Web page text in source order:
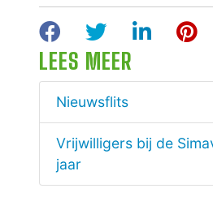
FacebookTwitter
LEES MEER
Nieuwsflits
Vrijwilligers bij de
jaar